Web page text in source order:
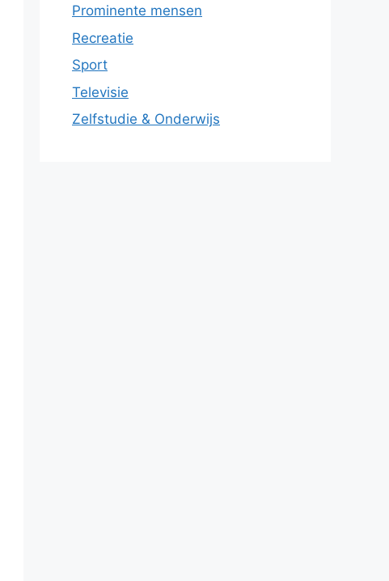
Prominente mensen
Recreatie
Sport
Televisie
Zelfstudie & Onderwijs